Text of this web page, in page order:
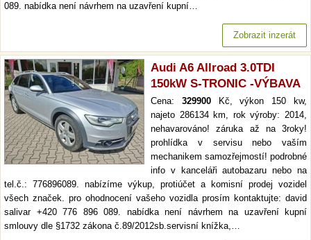
089. nabídka není návrhem na uzavření kupní…
Zobrazit inzerát
Audi A6 Allroad 3.0TDI
150kW S-TRONIC -VÝBAVA
Cena: 329900Kč, výkon 150 kw,
najeto 286134 km, rok výroby: 2014,
nehavarováno! záruka až na 3roky!
prohlídka v servisu nebo vaším
mechanikem samozřejmostí! podrobné
info v kanceláři autobazaru nebo na
tel.č.: 776896089. nabízíme výkup, protiúčet a komisní prodej vozidel
všech značek. pro ohodnocení vašeho vozidla prosím kontaktujte: david
salivar +420 776 896 089. nabídka není návrhem na uzavření kupní
smlouvy dle §1732 zákona č.89/2012sb.servisní knížka,…